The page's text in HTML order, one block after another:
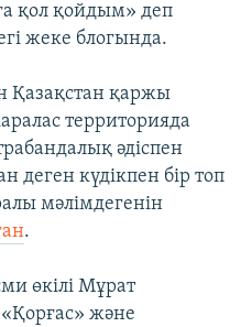
қол қойдым» деп
жеке блогында.
Қазақстан қаржы
территорияда
әдіспен
деген күдікпен бір топ
мәлімдегенін
.
өкілі Мұрат
және